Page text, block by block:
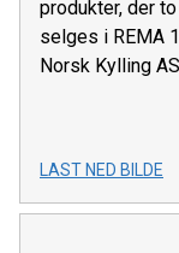
produkter, der
selges i REMA
Norsk Kylling
LAST NED BILDE